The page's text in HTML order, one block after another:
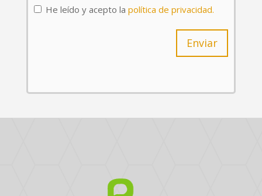
He leído y acepto la política de privacidad.
Enviar